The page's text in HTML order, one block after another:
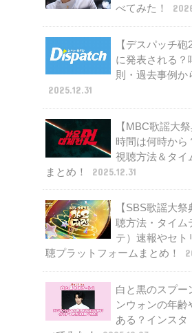
べてみた！
【デスパッチ
に発表される？
則・過去事例か
2025.12.31
【MBC歌謡大
時間は何時から
視聴方法＆タイ
まとめ！
2025.12.31
【SBS歌謡大
聴方法・タイム
テ）速報やセト
聴プラットフォームまとめ！
白と黒のスプー
ンウォンの年齢
ある？インスタ